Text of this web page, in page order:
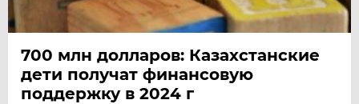
700 млн долларов: Казахстанские
дети получат финансовую
поддержку в 2024 г